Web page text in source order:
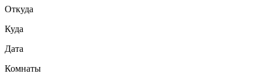
Откуда
Куда
Дата
Комнаты